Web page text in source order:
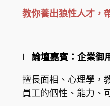
教你養出狼性人才，
l 論壇嘉賓：企業御
擅長面相、心理學，
員工的個性、能力、